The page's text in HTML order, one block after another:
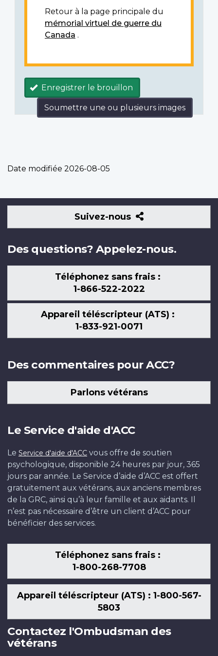
Retour à la page principale du
mémorial virtuel de guerre du
Canada .
Enregistrer le brouillon
Soumettre une ou plusieurs images
Date modifiée 2026-08-05
Suivez-nous
Suivez-
nous
Des questions? Appelez-nous.
Téléphonez sans frais :
1-866-522-2022
Appareil téléscripteur (ATS) :
1-833-921-0071
Des commentaires pour ACC?
Parlons vétérans
Le Service d'aide d'ACC
Le Service d'aide d'ACC vous offre de soutien
psychologique, disponible 24 heures par jour, 365
jours par année. Le Service d’aide d’ACC est offert
gratuitement aux vétérans, aux anciens membres
de la GRC, ainsi qu’à leur famille et aux aidants. Il
n’est pas nécessaire d’être un client d’ACC pour
bénéficier des services.
Téléphonez sans frais :
1-800-268-7708
Appareil téléscripteur (ATS) : 1-800-567-
5803
Contactez l'Ombudsman des
vétérans